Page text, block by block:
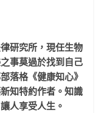
研究所，現任生物
事莫過於找到自己
落格《健康知心》
知特約作者。知識
讓人享受人生。